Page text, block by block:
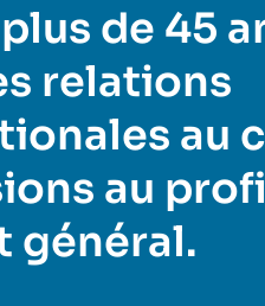
de 45
relations
au
au
général.